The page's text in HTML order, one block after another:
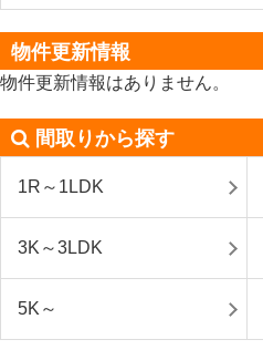
物件更新情報
物件更新情報はありません。
間取りから探す
1R～1LDK
3K～3LDK
5K～